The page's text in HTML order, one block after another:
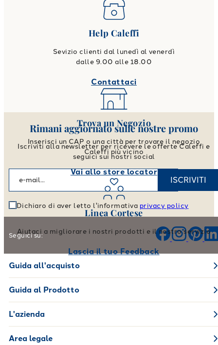
Help Caleffi
Sevizio clienti dal lunedì al venerdì
dalle 9.00 alle 18.00
Contattaci
Trova un Negozio
Inserisci un CAP o una città per trovare il negozio
Caleffi più vicino
Vai allo store locator
Linea Cortese
Aiutaci a migliorare i nostri prodotti e il nostro servizio
Lascia il tuo Feedback
Rimani aggiornato sulle nostre promo
Iscriviti alla newsletter per ricevere le offerte Caleffi e
seguici sui nostri social
ISCRIVITI
Dichiaro di aver letto l'informativa privacy policy
Seguici su:
Guida all'acquisto
Guida al Prodotto
L'azienda
Area legale